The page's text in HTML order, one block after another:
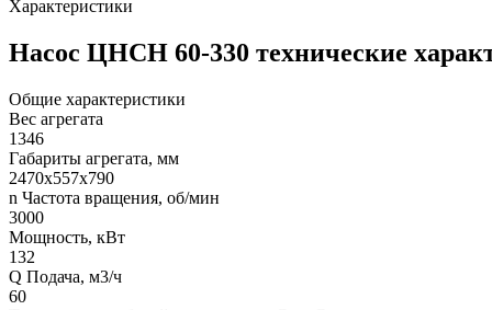
Характеристики
Насос ЦНСН 60-330 технические
Общие характеристики
Вес агрегата
1346
Габариты агрегата, мм
2470х557х790
n Частота вращения, об/мин
3000
Мощность, кВт
132
Q Подача, м3/ч
60